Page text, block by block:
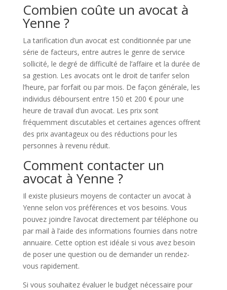
Combien coûte un avocat à
Yenne ?
La tarification d’un avocat est conditionnée par une
série de facteurs, entre autres le genre de service
sollicité, le degré de difficulté de l’affaire et la durée de
sa gestion. Les avocats ont le droit de tarifer selon
l’heure, par forfait ou par mois. De façon générale, les
individus déboursent entre 150 et 200 € pour une
heure de travail d’un avocat. Les prix sont
fréquemment discutables et certaines agences offrent
des prix avantageux ou des réductions pour les
personnes à revenu réduit.
Comment contacter un
avocat à Yenne ?
Il existe plusieurs moyens de contacter un avocat à
Yenne selon vos préférences et vos besoins. Vous
pouvez joindre l’avocat directement par téléphone ou
par mail à l’aide des informations fournies dans notre
annuaire. Cette option est idéale si vous avez besoin
de poser une question ou de demander un rendez-
vous rapidement.
Si vous souhaitez évaluer le budget nécessaire pour